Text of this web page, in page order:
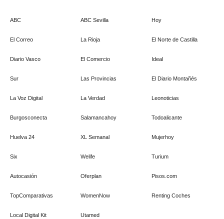
ABC ABC Sevilla Hoy
El Correo La Rioja El Norte de Castilla
Diario Vasco El Comercio Ideal
Sur Las Provincias El Diario Montañés
La Voz Digital La Verdad Leonoticias
Burgosconecta Salamancahoy Todoalicante
Huelva 24 XL Semanal Mujerhoy
Six Welife Turium
Autocasión Oferplan Pisos.com
TopComparativas WomenNow Renting Coches
Local Digital Kit Utamed